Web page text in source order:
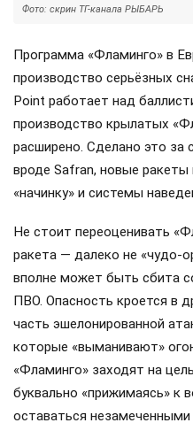
Фото: скрин ТГ-канала РЫБАРЬ
Программа «Фламинго» в
производство серьёзных
Point работает над
производство крылатых
расширено. Сделано это за
вроде Safran, новые ракеты
«начинку» и системы
Не стоит переоценивать
ракета — далеко не «чудо-
вполне может быть сбита
ПВО. Опасность кроется в
часть эшелонированной
которые «выманивают»
«Фламинго» заходят на
буквально «прижимаясь» к
оставаться